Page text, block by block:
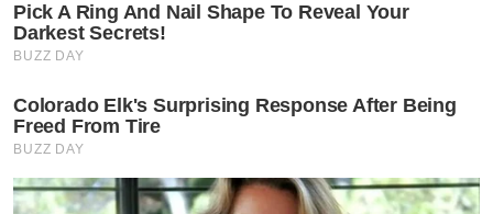
Pick A Ring And Nail Shape To Reveal Your
Darkest Secrets!
BUZZ DAY
Colorado Elk's Surprising Response After Being
Freed From Tire
BUZZ DAY